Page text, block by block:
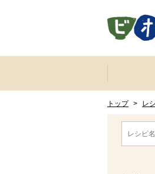
ここからサイト内共通メニューです。
サイト内共通メニューをスキップする
トップ > レ
ここから
消費材検
ここから